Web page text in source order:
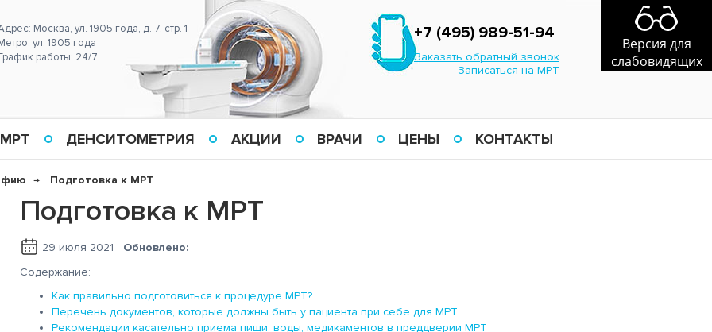
Версия для
слабовидящих
+7 (495) 989-51-94
Заказать обратный звонок
Записаться на МРТ
Москва, ул. 1905 года, д. 7, стр. 1
ул. 1905 года
работы: 24/7
ДЕНСИТОМЕТРИЯ АКЦИИ ВРАЧИ ЦЕНЫ КОНТАКТЫ
Подготовка к МРТ
Подготовка к МРТ
29 июля 2021 Обновлено:
Содержание:
Как правильно подготовиться к процедуре МРТ?
Перечень документов, которые должны быть у пациента при себе для МРТ
Рекомендации касательно приема пищи, воды, медикаментов в преддверии МРТ